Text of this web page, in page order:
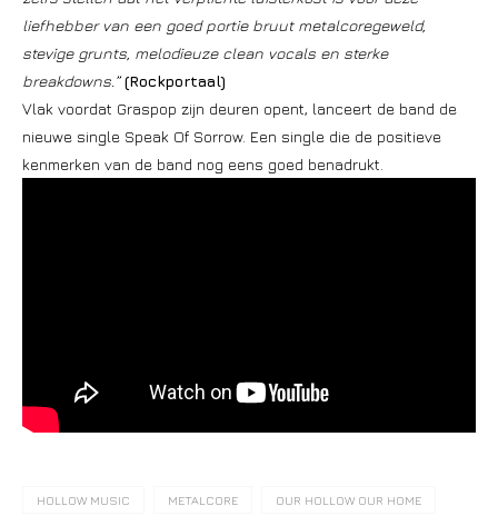
liefhebber van een goed portie bruut metalcoregeweld,
stevige grunts, melodieuze clean vocals en sterke
breakdowns.” (Rockportaal)
Vlak voordat Graspop zijn deuren opent, lanceert de band de
nieuwe single Speak Of Sorrow. Een single die de positieve
kenmerken van de band nog eens goed benadrukt.
HOLLOW MUSIC METALCORE OUR HOLLOW OUR HOME